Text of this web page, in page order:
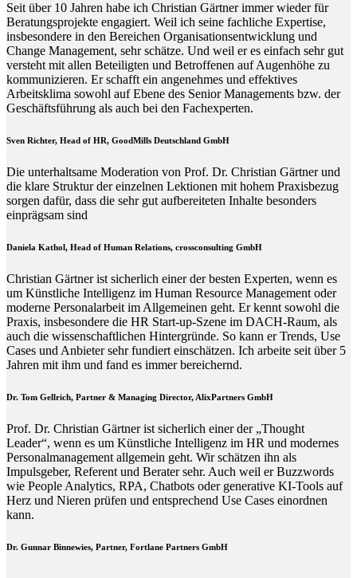
Seit über 10 Jahren habe ich Christian Gärtner immer wieder für
Beratungsprojekte engagiert. Weil ich seine fachliche Expertise,
insbesondere in den Bereichen Organisationsentwicklung und
Change Management, sehr schätze. Und weil er es einfach sehr gut
versteht mit allen Beteiligten und Betroffenen auf Augenhöhe zu
kommunizieren. Er schafft ein angenehmes und effektives
Arbeitsklima sowohl auf Ebene des Senior Managements bzw. der
Geschäftsführung als auch bei den Fachexperten.
Sven Richter, Head of HR, GoodMills Deutschland GmbH
Die unterhaltsame Moderation von Prof. Dr. Christian Gärtner und
die klare Struktur der einzelnen Lektionen mit hohem Praxisbezug
sorgen dafür, dass die sehr gut aufbereiteten Inhalte besonders
einprägsam sind
Daniela Kathol, Head of Human Relations, crossconsulting GmbH
Christian Gärtner ist sicherlich einer der besten Experten, wenn es
um Künstliche Intelligenz im Human Resource Management oder
moderne Personalarbeit im Allgemeinen geht. Er kennt sowohl die
Praxis, insbesondere die HR Start-up-Szene im DACH-Raum, als
auch die wissenschaftlichen Hintergründe. So kann er Trends, Use
Cases und Anbieter sehr fundiert einschätzen. Ich arbeite seit über 5
Jahren mit ihm und fand es immer bereichernd.
Dr. Tom Gellrich, Partner & Managing Director, AlixPartners GmbH
Prof. Dr. Christian Gärtner ist sicherlich einer der „Thought
Leader“, wenn es um Künstliche Intelligenz im HR und modernes
Personalmanagement allgemein geht. Wir schätzen ihn als
Impulsgeber, Referent und Berater sehr. Auch weil er Buzzwords
wie People Analytics, RPA, Chatbots oder generative KI-Tools auf
Herz und Nieren prüfen und entsprechend Use Cases einordnen
kann.
Dr. Gunnar Binnewies, Partner, Fortlane Partners GmbH